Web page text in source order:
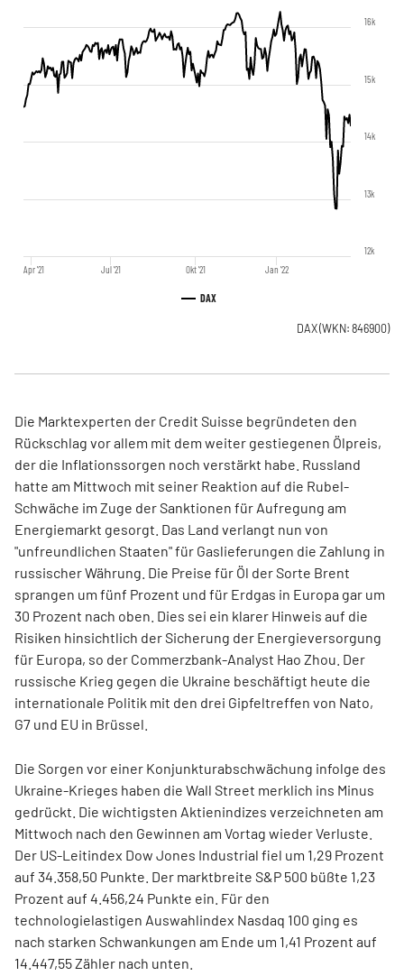
DAX
Jul '21 Jan '22
Apr '21 Okt '21
12k
13k
14k
15k
16k
DAX(WKN: 846900)
Die Marktexperten der Credit Suisse begründeten den
Rückschlag vor allem mit dem weiter gestiegenen Ölpreis,
der die Inflationssorgen noch verstärkt habe. Russland
hatte am Mittwoch mit seiner Reaktion auf die Rubel-
Schwäche im Zuge der Sanktionen für Aufregung am
Energiemarkt gesorgt. Das Land verlangt nun von
"unfreundlichen Staaten" für Gaslieferungen die Zahlung in
russischer Währung. Die Preise für Öl der Sorte Brent
sprangen um fünf Prozent und für Erdgas in Europa gar um
30 Prozent nach oben. Dies sei ein klarer Hinweis auf die
Risiken hinsichtlich der Sicherung der Energieversorgung
für Europa, so der Commerzbank-Analyst Hao Zhou. Der
russische Krieg gegen die Ukraine beschäftigt heute die
internationale Politik mit den drei Gipfeltreffen von Nato,
G7 und EU in Brüssel.
Die Sorgen vor einer Konjunkturabschwächung infolge des
Ukraine-Krieges haben die Wall Street merklich ins Minus
gedrückt. Die wichtigsten Aktienindizes verzeichneten am
Mittwoch nach den Gewinnen am Vortag wieder Verluste.
Der US-Leitindex Dow Jones Industrial fiel um 1,29 Prozent
auf 34.358,50 Punkte. Der marktbreite S&P 500 büßte 1,23
Prozent auf 4.456,24 Punkte ein. Für den
technologielastigen Auswahlindex Nasdaq 100 ging es
nach starken Schwankungen am Ende um 1,41 Prozent auf
14.447,55 Zähler nach unten.